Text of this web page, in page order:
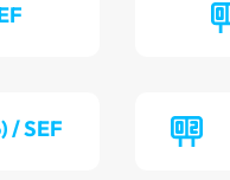
/ SEF